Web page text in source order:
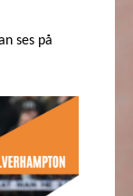
ses på